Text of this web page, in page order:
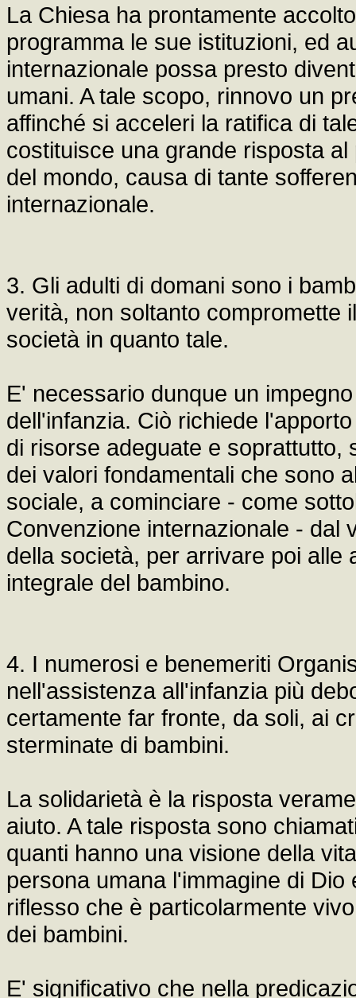
La Chiesa ha prontamente
programma le sue istituzioni, ed
internazionale possa presto
umani. A tale scopo, rinnovo un
affinché si acceleri la ratifica di
costituisce una grande risposta
del mondo, causa di tante
internazionale.
3. Gli adulti di domani sono i
verità, non soltanto compromette
società in quanto tale.
E' necessario dunque un
dell'infanzia. Ciò richiede
di risorse adeguate e soprattutto,
dei valori fondamentali che sono
sociale, a cominciare - come
Convenzione internazionale - dal
della società, per arrivare poi alle
integrale del bambino.
4. I numerosi e benemeriti
nell'assistenza all'infanzia più
certamente far fronte, da soli, ai
sterminate di bambini.
La solidarietà è la risposta
aiuto. A tale risposta sono
quanti hanno una visione della
persona umana l'immagine di
riflesso che è particolarmente
dei bambini.
E' significativo che nella